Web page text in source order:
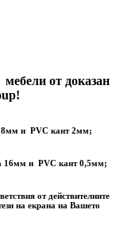
от доказан
и PVC кант 2мм;
16мм и PVC кант 0,5мм;
от действителните
на екрана на Вашето